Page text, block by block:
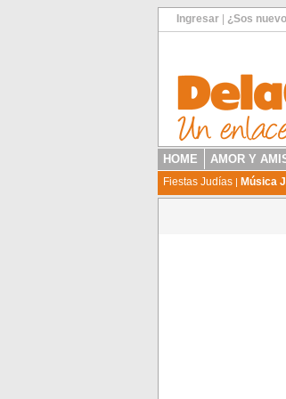
Ingresar ¿Sos
HOME AMOR Y
Fiestas Judías | Música